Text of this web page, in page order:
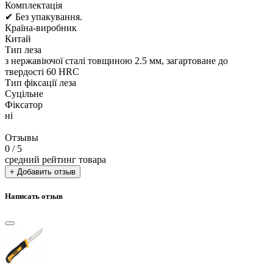
Комплектація
✔ Без упакування.
Країна-виробник
Китай
Тип леза
з нержавіючої сталі товщиною 2.5 мм, загартоване до
твердості 60 HRC
Тип фіксації леза
Суцільне
Фіксатор
ні
Отзывы
0 / 5
средний рейтинг товара
+ Добавить отзыв
Написать отзыв